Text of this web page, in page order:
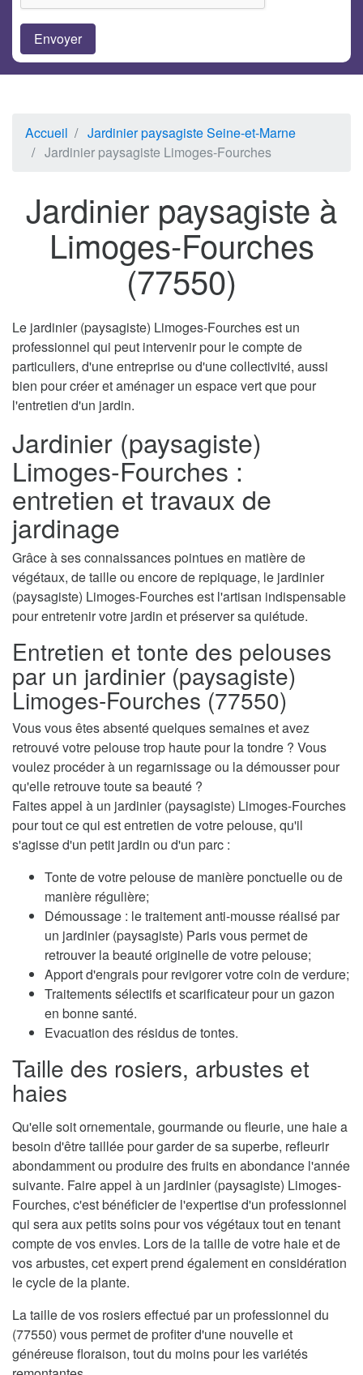
Accueil
Jardinier paysagiste Seine-et-Marne
Jardinier paysagiste Limoges-Fourches
Jardinier paysagiste à
Limoges-Fourches
(77550)
Le jardinier (paysagiste) Limoges-Fourches est un
professionnel qui peut intervenir pour le compte de
particuliers, d'une entreprise ou d'une collectivité, aussi
bien pour créer et aménager un espace vert que pour
l'entretien d'un jardin.
Jardinier (paysagiste)
Limoges-Fourches :
entretien et travaux de
jardinage
Grâce à ses connaissances pointues en matière de
végétaux, de taille ou encore de repiquage, le jardinier
(paysagiste) Limoges-Fourches est l'artisan indispensable
pour entretenir votre jardin et préserver sa quiétude.
Entretien et tonte des pelouses
par un jardinier (paysagiste)
Limoges-Fourches (77550)
Vous vous êtes absenté quelques semaines et avez
retrouvé votre pelouse trop haute pour la tondre ? Vous
voulez procéder à un regarnissage ou la démousser pour
qu'elle retrouve toute sa beauté ?
Faites appel à un jardinier (paysagiste) Limoges-Fourches
pour tout ce qui est entretien de votre pelouse, qu'il
s'agisse d'un petit jardin ou d'un parc :
Tonte de votre pelouse de manière ponctuelle ou de
manière régulière;
Démoussage : le traitement anti-mousse réalisé par
un jardinier (paysagiste) Paris vous permet de
retrouver la beauté originelle de votre pelouse;
Apport d'engrais pour revigorer votre coin de verdure;
Traitements sélectifs et scarificateur pour un gazon
en bonne santé.
Evacuation des résidus de tontes.
Taille des rosiers, arbustes et
haies
Qu'elle soit ornementale, gourmande ou fleurie, une haie a
besoin d'être taillée pour garder de sa superbe, refleurir
abondamment ou produire des fruits en abondance l'année
suivante. Faire appel à un jardinier (paysagiste) Limoges-
Fourches, c'est bénéficier de l'expertise d'un professionnel
qui sera aux petits soins pour vos végétaux tout en tenant
compte de vos envies. Lors de la taille de votre haie et de
vos arbustes, cet expert prend également en considération
le cycle de la plante.
La taille de vos rosiers effectué par un professionnel du
(77550) vous permet de profiter d'une nouvelle et
généreuse floraison, tout du moins pour les variétés